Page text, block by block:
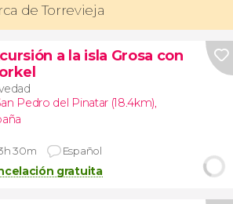
de Torrevieja
a la isla Grosa con
Pedro del Pinatar (18.4km),
30m Español
gratuita